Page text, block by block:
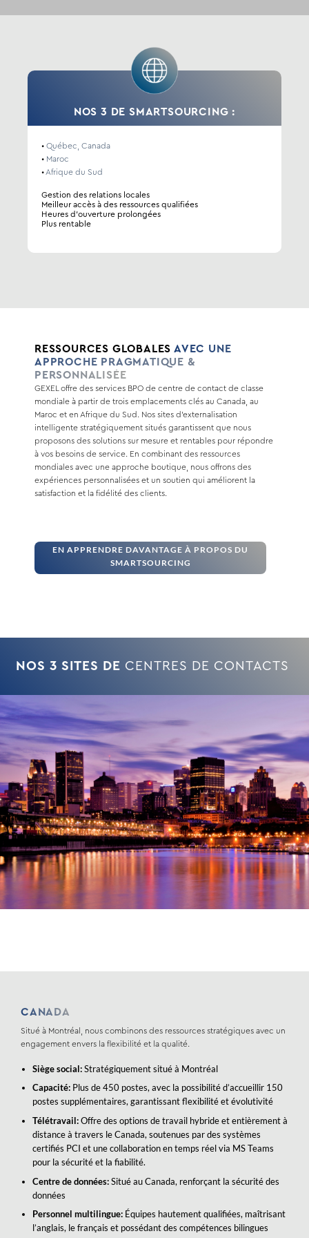
NOS 3 DE SMARTSOURCING :
• Québec, Canada
• Maroc
• Afrique du Sud
Gestion des relations locales
Meilleur accès à des ressources qualifiées
Heures d’ouverture prolongées
Plus rentable
RESSOURCES GLOBALESAVEC UNE
APPROCHE PRAGMATIQUE &
PERSONNALISÉE
GEXEL offre des services BPO de centre de contact de classe
mondiale à partir de trois emplacements clés au Canada, au
Maroc et en Afrique du Sud. Nos sites d’externalisation
intelligente stratégiquement situés garantissent que nous
proposons des solutions sur mesure et rentables pour répondre
à vos besoins de service. En combinant des ressources
mondiales avec une approche boutique, nous offrons des
expériences personnalisées et un soutien qui améliorent la
satisfaction et la fidélité des clients.
EN APPRENDRE DAVANTAGE À PROPOS DU
SMARTSOURCING
NOS 3 SITES DE CENTRES DE CONTACTS
CANADA
Situé à Montréal, nous combinons des ressources stratégiques avec un
engagement envers la flexibilité et la qualité.
Siège social:Stratégiquement situé à Montréal
Capacité:Plus de 450 postes, avec la possibilité d’accueillir 150
postes supplémentaires, garantissant flexibilité et évolutivité
Télétravail:Offre des options de travail hybride et entièrement à
distance à travers le Canada, soutenues par des systèmes
certifiés PCI et une collaboration en temps réel via MS Teams
pour la sécurité et la fiabilité.
Centre de données:Situé au Canada, renforçant la sécurité des
données
Personnel multilingue:Équipes hautement qualifiées, maîtrisant
l’anglais, le français et possédant des compétences bilingues